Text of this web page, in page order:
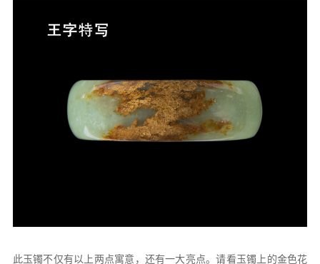
此玉镯不仅有以上两点寓意，还有一大亮点。请看玉镯上的金色花